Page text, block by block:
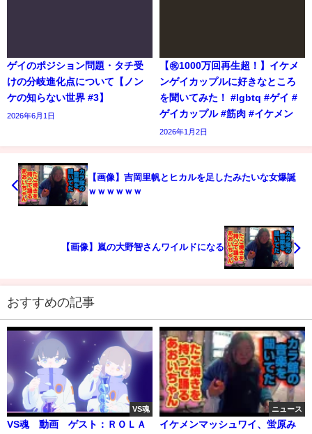
ゲイのポジション問題・タチ受
けの分岐進化点について【ノン
ケの知らない世界 #3】
2026年6月1日
【㊗️1000万回再生超！】イケメ
ンゲイカップルに好きなところ
を聞いてみた！ #lgbtq #ゲイ #
ゲイカップル #筋肉 #イケメン
2026年1月2日
【画像】吉岡里帆とヒカルを足したみたいな女爆誕
ｗｗｗｗｗｗ
【画像】嵐の大野智さんワイルドになる
おすすめの記事
VS魂
VS魂 動画 ゲスト：ＲＯＬＡ
ニュース
イケメンマッシュワイ、蛍原み